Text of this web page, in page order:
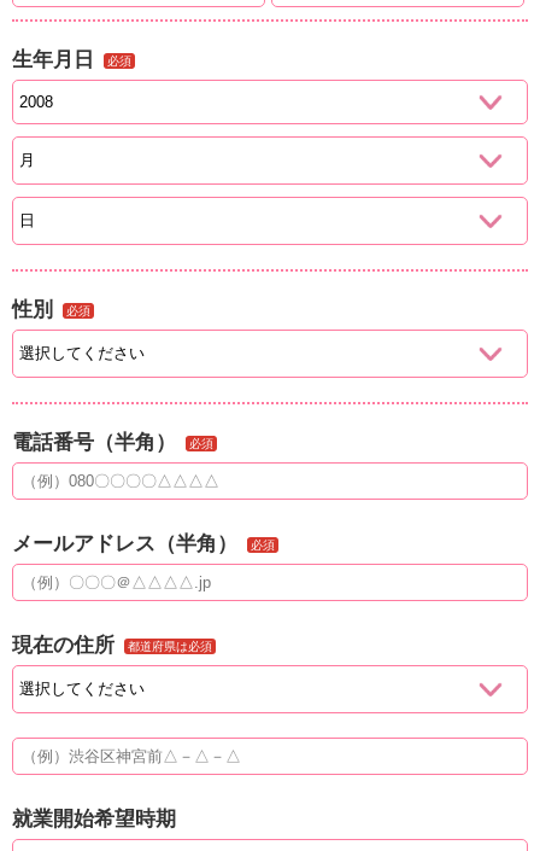
生年月日 必須
性別 必須
電話番号（半角） 必須
メールアドレス（半角） 必須
現在の住所 都道府県は必須
就業開始希望時期